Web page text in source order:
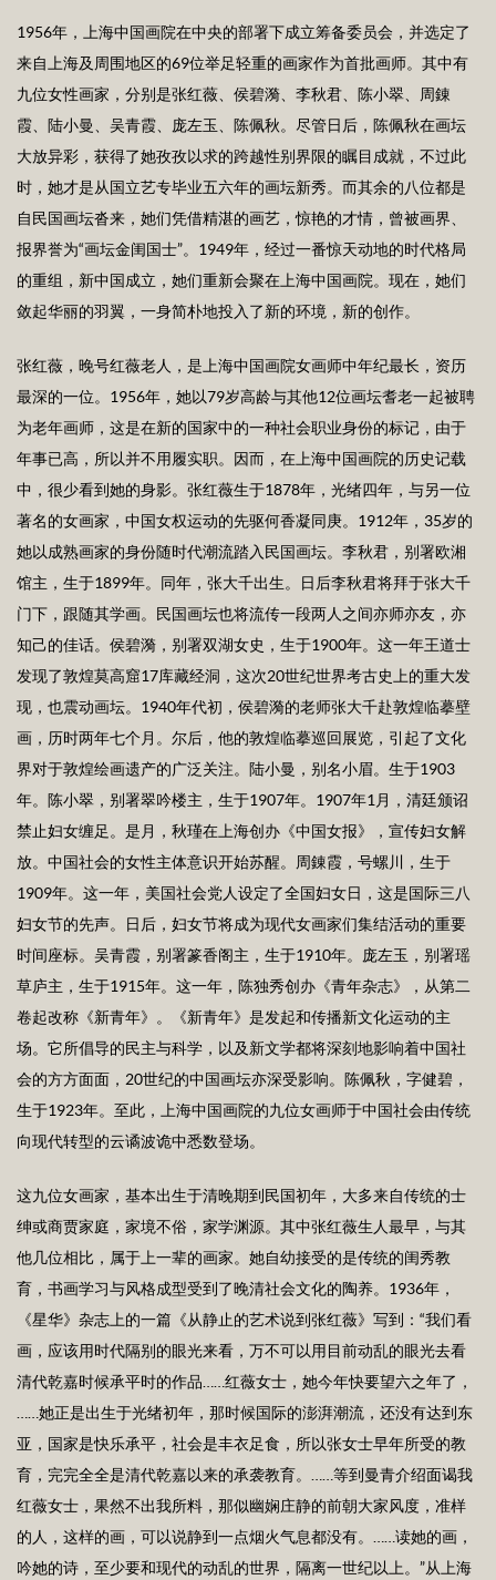
1956年，上海中国画院在中央的部署下成立筹备委员会，并选定了
来自上海及周围地区的69位举足轻重的画家作为首批画师。其中有
九位女性画家，分别是张红薇、侯碧漪、李秋君、陈小翠、周錬
霞、陆小曼、吴青霞、庞左玉、陈佩秋。尽管日后，陈佩秋在画坛
大放异彩，获得了她孜孜以求的跨越性别界限的瞩目成就，不过此
时，她才是从国立艺专毕业五六年的画坛新秀。而其余的八位都是
自民国画坛沓来，她们凭借精湛的画艺，惊艳的才情，曾被画界、
报界誉为“画坛金闺国士”。1949年，经过一番惊天动地的时代格局
的重组，新中国成立，她们重新会聚在上海中国画院。现在，她们
敛起华丽的羽翼，一身简朴地投入了新的环境，新的创作。
张红薇，晚号红薇老人，是上海中国画院女画师中年纪最长，资历
最深的一位。1956年，她以79岁高龄与其他12位画坛耆老一起被聘
为老年画师，这是在新的国家中的一种社会职业身份的标记，由于
年事已高，所以并不用履实职。因而，在上海中国画院的历史记载
中，很少看到她的身影。张红薇生于1878年，光绪四年，与另一位
著名的女画家，中国女权运动的先驱何香凝同庚。1912年，35岁的
她以成熟画家的身份随时代潮流踏入民国画坛。李秋君，别署欧湘
馆主，生于1899年。同年，张大千出生。日后李秋君将拜于张大千
门下，跟随其学画。民国画坛也将流传一段两人之间亦师亦友，亦
知己的佳话。侯碧漪，别署双湖女史，生于1900年。这一年王道士
发现了敦煌莫高窟17库藏经洞，这次20世纪世界考古史上的重大发
现，也震动画坛。1940年代初，侯碧漪的老师张大千赴敦煌临摹壁
画，历时两年七个月。尔后，他的敦煌临摹巡回展览，引起了文化
界对于敦煌绘画遗产的广泛关注。陆小曼，别名小眉。生于1903
年。陈小翠，别署翠吟楼主，生于1907年。1907年1月，清廷颁诏
禁止妇女缠足。是月，秋瑾在上海创办《中国女报》，宣传妇女解
放。中国社会的女性主体意识开始苏醒。周錬霞，号螺川，生于
1909年。这一年，美国社会党人设定了全国妇女日，这是国际三八
妇女节的先声。日后，妇女节将成为现代女画家们集结活动的重要
时间座标。吴青霞，别署篆香阁主，生于1910年。庞左玉，别署瑶
草庐主，生于1915年。这一年，陈独秀创办《青年杂志》，从第二
卷起改称《新青年》。《新青年》是发起和传播新文化运动的主
场。它所倡导的民主与科学，以及新文学都将深刻地影响着中国社
会的方方面面，20世纪的中国画坛亦深受影响。陈佩秋，字健碧，
生于1923年。至此，上海中国画院的九位女画师于中国社会由传统
向现代转型的云谲波诡中悉数登场。
这九位女画家，基本出生于清晚期到民国初年，大多来自传统的士
绅或商贾家庭，家境不俗，家学渊源。其中张红薇生人最早，与其
他几位相比，属于上一辈的画家。她自幼接受的是传统的闺秀教
育，书画学习与风格成型受到了晚清社会文化的陶养。1936年，
《星华》杂志上的一篇《从静止的艺术说到张红薇》写到：“我们看
画，应该用时代隔别的眼光来看，万不可以用目前动乱的眼光去看
清代乾嘉时候承平时的作品……红薇女士，她今年快要望六之年了，
……她正是出生于光绪初年，那时候国际的澎湃潮流，还没有达到东
亚，国家是快乐承平，社会是丰衣足食，所以张女士早年所受的教
育，完完全全是清代乾嘉以来的承袭教育。……等到曼青介绍面谒我
红薇女士，果然不出我所料，那似幽娴庄静的前朝大家风度，准样
的人，这样的画，可以说静到一点烟火气息都没有。……读她的画，
吟她的诗，至少要和现代的动乱的世界，隔离一世纪以上。”从上海